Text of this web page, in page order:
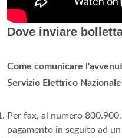
Dove inviare
Come comunicare
Servizio Elettrico
Per fax, al numero
pagamento in seguito ad